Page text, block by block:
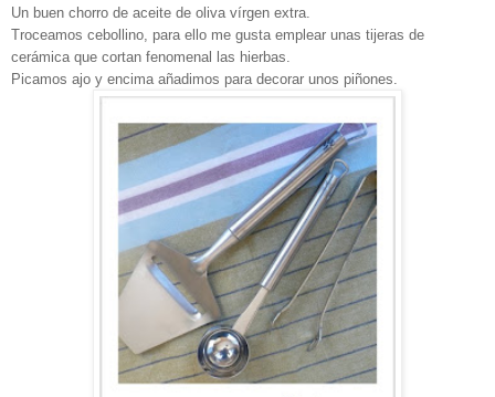
Un buen chorro de aceite de oliva vírgen extra.
Troceamos cebollino, para ello me gusta emplear unas tijeras de
cerámica que cortan fenomenal las hierbas.
Picamos ajo y encima añadimos para decorar unos piñones.